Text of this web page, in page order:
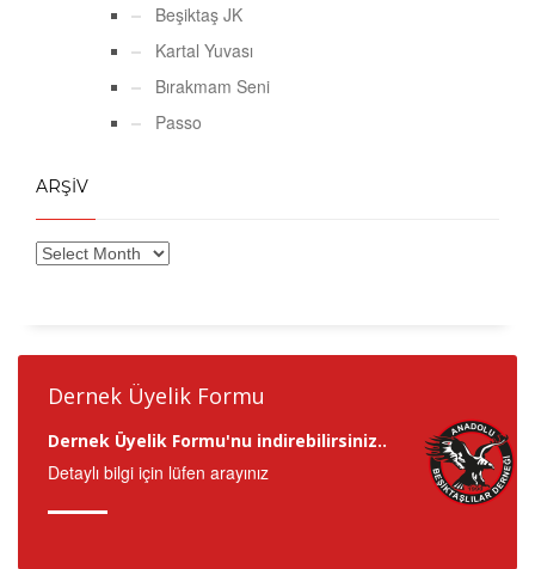
Beşiktaş JK
Kartal Yuvası
Bırakmam Seni
Passo
ARŞİV
Dernek Üyelik Formu
Dernek Üyelik Formu'nu indirebilirsiniz..
Detaylı bilgi için lüfen arayınız